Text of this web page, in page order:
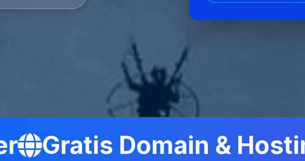
Gratis Domain & Hosting